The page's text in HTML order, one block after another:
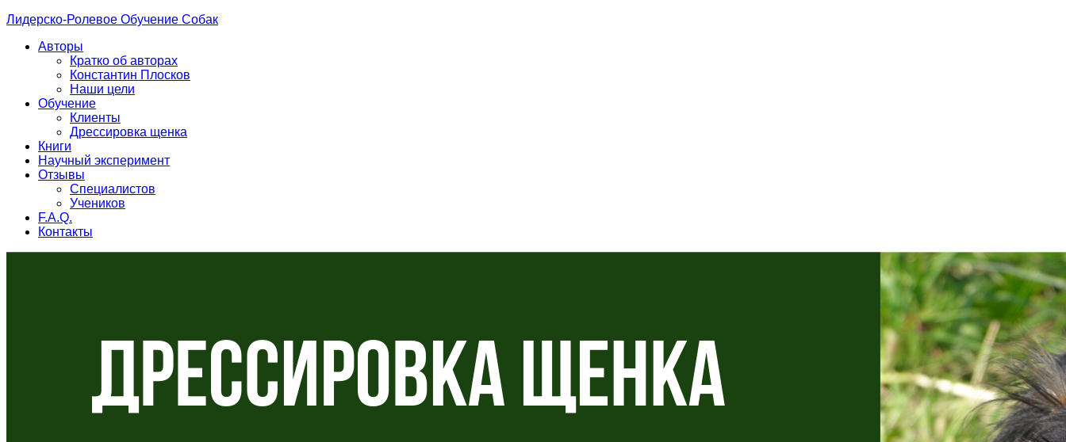
Лидерско-Ролевое Обучение Собак
Авторы
Кратко об авторах
Константин Плосков
Наши цели
Обучение
Клиенты
Дрессировка щенка
Книги
Научный эксперимент
Отзывы
Специалистов
Учеников
F.A.Q.
Контакты